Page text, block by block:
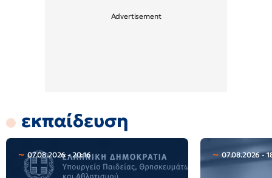
εκπαίδευση
07.08.2026 - 20:16 07.08.2026 -